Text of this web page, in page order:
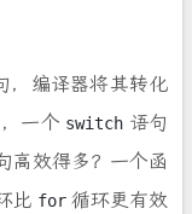
，编译器将其转化
一个 switch 语句
高效得多？一个函
比 for 循环更有效